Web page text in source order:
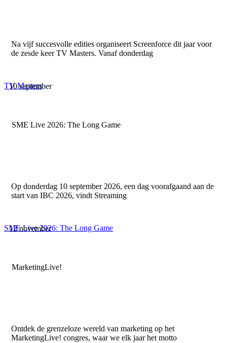
Na vijf succesvolle edities organiseert Screenforce dit jaar voor
de zesde keer TV Masters. Vanaf donderdag
TV Masters
10 september
SME Live 2026: The Long Game
Op donderdag 10 september 2026, een dag voorafgaand aan de
start van IBC 2026, vindt Streaming
SME Live 2026: The Long Game
12 november
MarketingLive!
Ontdek de grenzeloze wereld van marketing op het
MarketingLive! congres, waar we elk jaar het motto